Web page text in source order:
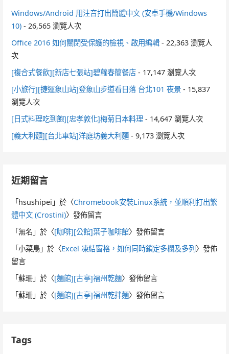
Windows/Android 用注音打出簡體中文 (安卓手機/Windows
10) - 26,565 瀏覽人次
Office 2016 如何關閉受保護的檢視、啟用編輯 - 22,363 瀏覽人
次
[複合式餐飲][新店七張站]碧蘿春簡餐店 - 17,147 瀏覽人次
[小旅行][捷運象山站]登象山步道看日落 台北101 夜景 - 15,837
瀏覽人次
[日式料理吃到飽][忠孝敦化]梅菊日本料理 - 14,647 瀏覽人次
[義大利麵][台北車站]洋庭坊義大利麵 - 9,173 瀏覽人次
近期留言
「 hsushipei 」於〈Chromebook安裝Linux系統，並順利打出繁
體中文 (Crostini)〉發佈留言
「無名 」於〈[咖啡][公館]葉子咖啡館〉發佈留言
「小菜鳥 」於〈Excel 凍結窗格，如何同時鎖定多欄及多列 〉發佈
留言
「蘇珊 」於〈[麵館][古亭]福州乾麵〉發佈留言
「蘇珊 」於〈[麵館][古亭]福州乾拌麵〉發佈留言
Tags